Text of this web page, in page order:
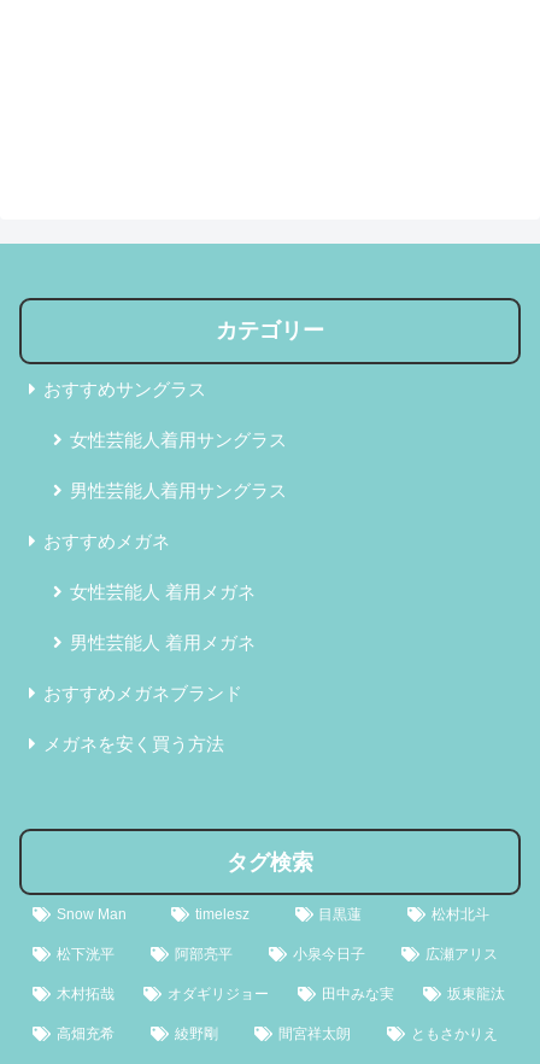
カテゴリー
おすすめサングラス
女性芸能人着用サングラス
男性芸能人着用サングラス
おすすめメガネ
女性芸能人 着用メガネ
男性芸能人 着用メガネ
おすすめメガネブランド
メガネを安く買う方法
タグ検索
Snow Man timelesz 目黒蓮 松村北斗
松下洸平 阿部亮平 小泉今日子 広瀬アリス
木村拓哉 オダギリジョー 田中みな実 坂東龍汰
高畑充希 綾野剛 間宮祥太朗 ともさかりえ